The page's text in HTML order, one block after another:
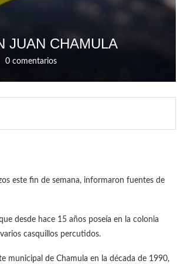
JUAN CHAMULA
0 comentarios
este fin de semana, informaron fuentes de
desde hace 15 años poseía en la colonia
casquillos percutidos.
municipal de Chamula en la década de 1990,